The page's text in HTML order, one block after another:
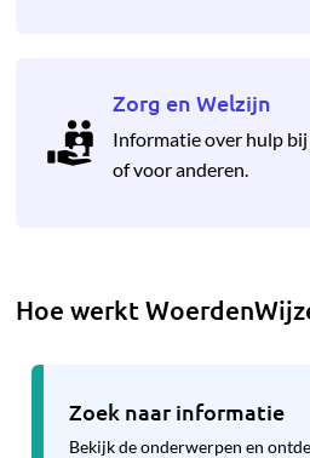
Zorg en Welzijn
Informatie over hulp
of voor anderen.
Hoe werkt
Zoek naar informatie
Bekijk de onderwerpen en